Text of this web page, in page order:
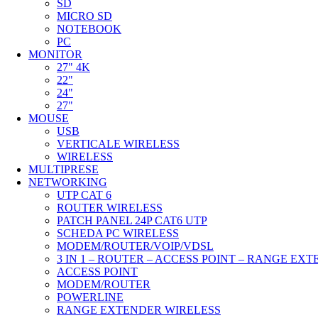
SD
MICRO SD
NOTEBOOK
PC
MONITOR
27" 4K
22"
24"
27"
MOUSE
USB
VERTICALE WIRELESS
WIRELESS
MULTIPRESE
NETWORKING
UTP CAT 6
ROUTER WIRELESS
PATCH PANEL 24P CAT6 UTP
SCHEDA PC WIRELESS
MODEM/ROUTER/VOIP/VDSL
3 IN 1 – ROUTER – ACCESS POINT – RANGE
ACCESS POINT
MODEM/ROUTER
POWERLINE
RANGE EXTENDER WIRELESS